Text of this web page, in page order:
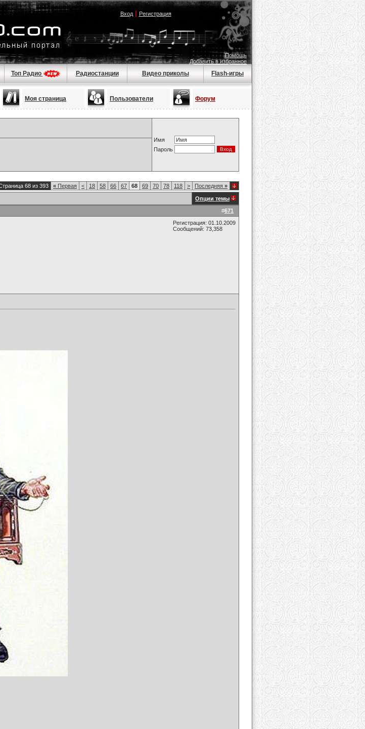
Вход| Регистрация
Помощь
Добавить в избранное
Топ Радио Радиостанции Видео приколы Flash-игры
Моя страница Пользователи Форум
Имя
Пароль
68 из 393 « Первая < 18 58 66 67 68 69 70 78 118 > Последняя »
Опции темы
#671
Регистрация: 01.10.2009
Сообщений: 73,358